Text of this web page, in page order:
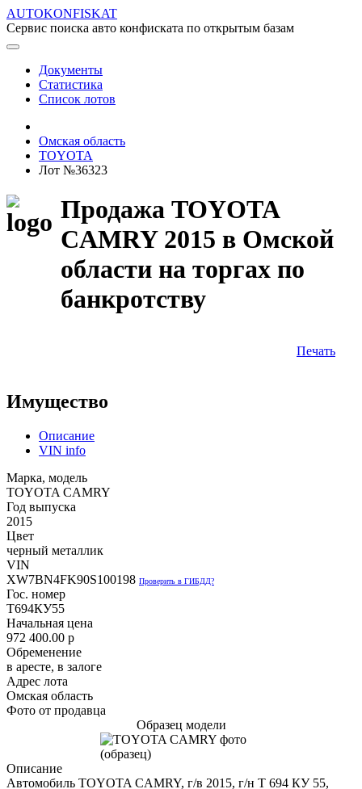
AUTOKONFISKAT
Сервис поиска авто конфиската по открытым базам
Документы
Статистика
Список лотов
Омская область
TOYOTA
Лот №36323
Продажа TOYOTA
CAMRY 2015 в Омской
области на торгах по
банкротству
Печать
Имущество
Описание
VIN info
Марка, модель
TOYOTA CAMRY
Год выпуска
2015
Цвет
черный металлик
VIN
XW7BN4FK90S100198 Проверить в ГИБДД?
Гос. номер
Т694КУ55
Начальная цена
972 400.00 p
Обременение
в аресте, в залоге
Адрес лота
Омская область
Фото от продавца
Образец модели
Описание
Автомобиль TOYOTA CAMRY, г/в 2015, г/н Т 694 КУ 55,